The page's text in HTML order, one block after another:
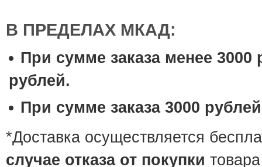
В ПРЕДЕЛАХ МКАД:
При сумме заказа менее 3000
рублей.
При сумме заказа 3000
*Доставка осуществляется
случае отказа от покупки